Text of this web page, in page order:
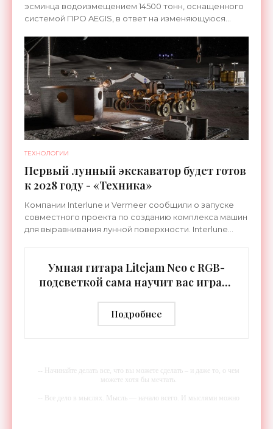
эсминца водоизмещением 14500 тонн, оснащенного
системой ПРО AEGIS, в ответ на изменяющуюся
ракетные
ТЕХНОЛОГИИ
Первый лунный экскаватор будет готов
к 2028 году - «Техника»
Компании Interlune и Vermeer сообщили о запуске
совместного проекта по созданию комплекса машин
для выравнивания лунной поверхности. Interlune
Умная гитара Litejam Neo с RGB-
подсветкой сама научит вас играть
Подробнее
-- Начинайте делать все, что вы можете сделать – и даже то, о чем
можете хотя бы мечтать.
-- Все дело в мыслях. Мысль — начало всего. И мыслями можно